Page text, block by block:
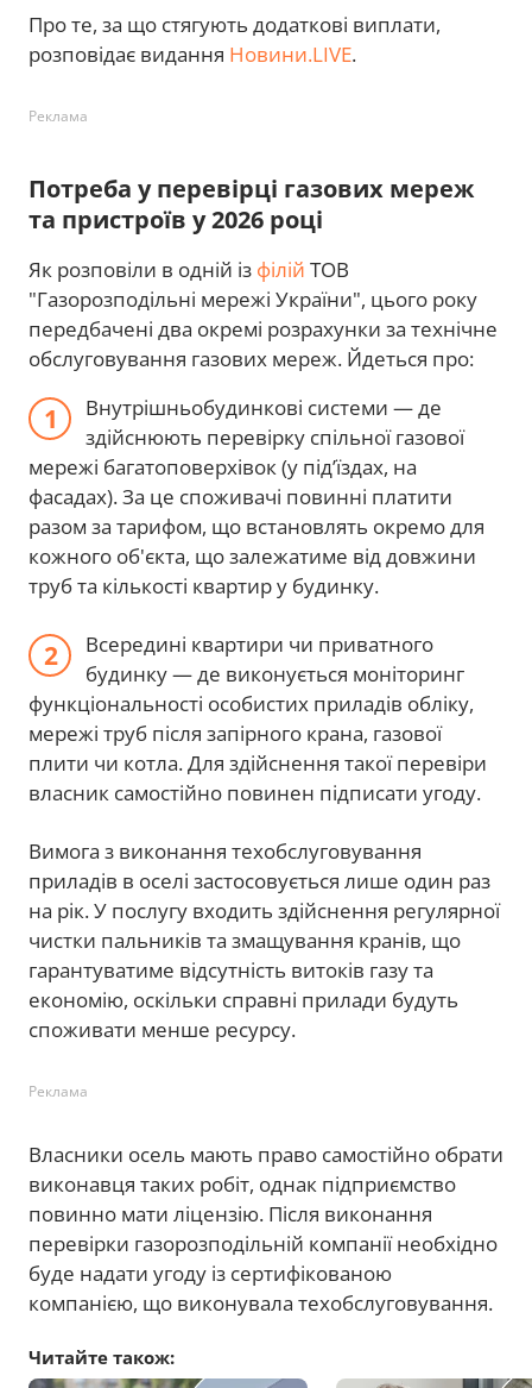
Про те, за що стягують додаткові виплати,
розповідає видання Новини.LIVE.
Реклама
Потреба у перевірці газових мереж
та пристроїв у 2026 році
Як розповіли в одній із філій ТОВ
"Газорозподільні мережі України", цього року
передбачені два окремі розрахунки за технічне
обслуговування газових мереж. Йдеться про:
Внутрішньобудинкові системи — де
здійснюють перевірку спільної газової
мережі багатоповерхівок (у під’їздах, на
фасадах). За це споживачі повинні платити
разом за тарифом, що встановлять окремо для
кожного об'єкта, що залежатиме від довжини
труб та кількості квартир у будинку.
Всередині квартири чи приватного
будинку — де виконується моніторинг
функціональності особистих приладів обліку,
мережі труб після запірного крана, газової
плити чи котла. Для здійснення такої перевіри
власник самостійно повинен підписати угоду.
Вимога з виконання техобслуговування
приладів в оселі застосовується лише один раз
на рік. У послугу входить здійснення регулярної
чистки пальників та змащування кранів, що
гарантуватиме відсутність витоків газу та
економію, оскільки справні прилади будуть
споживати менше ресурсу.
Реклама
Власники осель мають право самостійно обрати
виконавця таких робіт, однак підприємство
повинно мати ліцензію. Після виконання
перевірки газорозподільній компанії необхідно
буде надати угоду із сертифікованою
компанією, що виконувала техобслуговування.
Читайте також: